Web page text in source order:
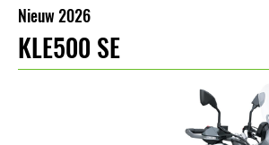
Nieuw 2026
KLE500 SE